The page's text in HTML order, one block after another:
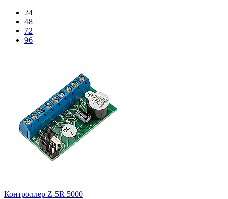
24
48
72
96
Контроллер Z-5R 5000